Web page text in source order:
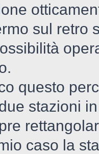
sul retro
questo
stazioni
caso la